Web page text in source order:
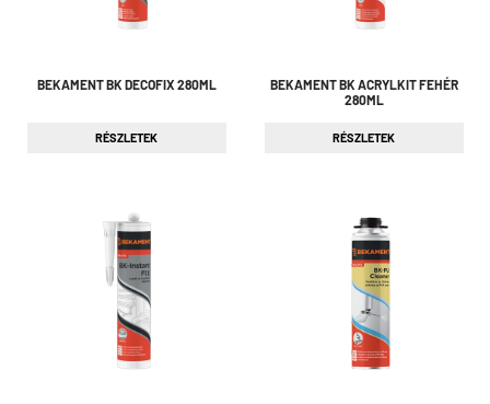
BEKAMENT BK DECOFIX 280ML
RÉSZLETEK
BEKAMENT BK ACRYLKIT FEHÉR
280ML
RÉSZLETEK